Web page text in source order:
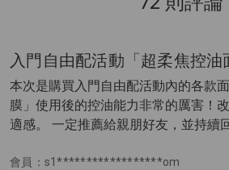
會員：s1******************om
入門自由配活動「超柔焦控油
本次是購買入門自由配活動內的各款
膜」使用後的控油能力非常的厲害！
適感。 一定推薦給親朋好友，並持續